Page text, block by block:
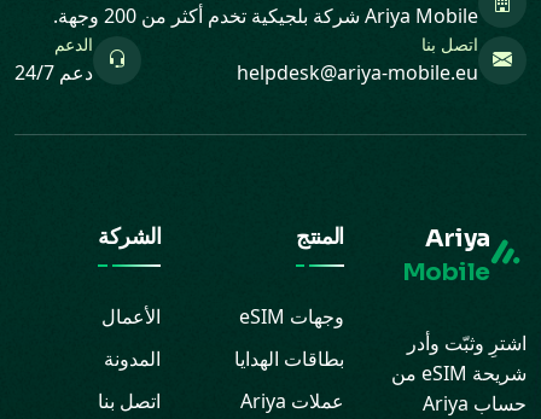
Ariya Mobile شركة بلجيكية تخدم أكثر من 200 وجهة.
اتصل بنا
helpdesk@ariya-mobile.eu
الدعم
دعم 24/7
Ariya
Mobile
اشترِ وثبّت وأدر
شريحة eSIM من
حساب Ariya
المنتج
وجهات eSIM
بطاقات الهدايا
عملات Ariya
الشركة
الأعمال
المدونة
اتصل بنا